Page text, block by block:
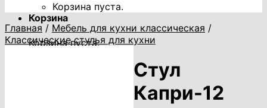
Корзина
Корзина пуста.
Корзина пуста.
Главная / Мебель для кухни классическая /
Классические стулья для кухни
Стул
Капри-12